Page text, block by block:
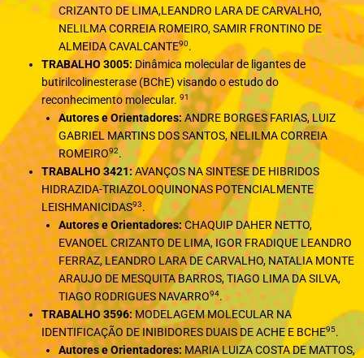
CRIZANTO DE LIMA,LEANDRO LARA DE CARVALHO,
NELILMA CORREIA ROMEIRO, SAMIR FRONTINO DE
ALMEIDA CAVALCANTE90.
TRABALHO 3005: Dinâmica molecular de ligantes de
butirilcolinesterase (BChE) visando o estudo do
reconhecimento molecular.91
Autores e Orientadores:ANDRE BORGES FARIAS, LUIZ
GABRIEL MARTINS DOS SANTOS, NELILMA CORREIA
ROMEIRO92.
TRABALHO 3421:AVANÇOS NA SINTESE DE HIBRIDOS
HIDRAZIDA-TRIAZOLOQUINONAS POTENCIALMENTE
LEISHMANICIDAS93.
Autores e Orientadores:CHAQUIP DAHER NETTO,
EVANOEL CRIZANTO DE LIMA, IGOR FRADIQUE LEANDRO
FERRAZ, LEANDRO LARA DE CARVALHO, NATALIA MONTE
ARAUJO DE MESQUITA BARROS, TIAGO LIMA DA SILVA,
TIAGO RODRIGUES NAVARRO94.
TRABALHO 3596:MODELAGEM MOLECULAR NA
IDENTIFICAÇÃO DE INIBIDORES DUAIS DE ACHE E BCHE95.
Autores e Orientadores: MARIA LUIZA COSTA DE MATTOS,